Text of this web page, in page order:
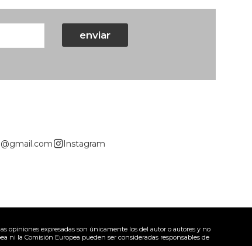
enviar
Instagram
opiniones expresadas son únicamente los del autor o autores y no
ni la Comisión Europea pueden ser consideradas responsables de